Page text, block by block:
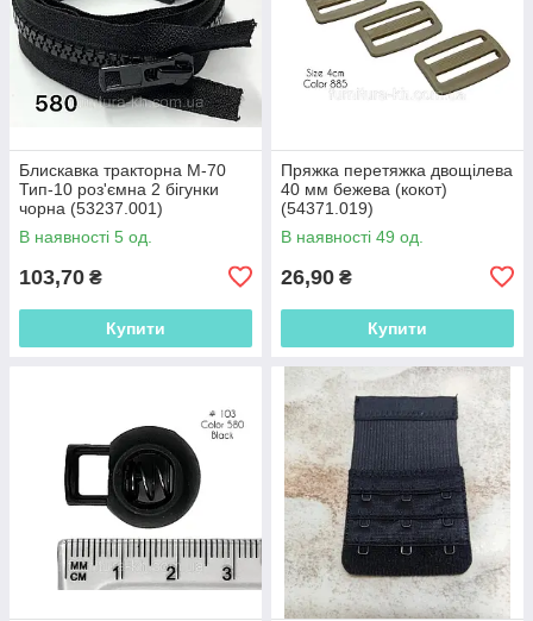
Блискавка тракторна М-70
Тип-10 роз'ємна 2 бігунки
чорна (53237.001)
В наявності 5 од.
103,70 ₴
Купити
Пряжка перетяжка двощілева
40 мм бежева (кокот)
(54371.019)
В наявності 49 од.
26,90 ₴
Купити